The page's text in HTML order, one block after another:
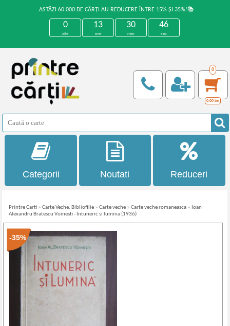
ASTĂZI 60.000 DE CĂRȚI AU REDUCERE ÎNTRE 15% ȘI 35%!📚
0
zile
13
ore
30
min
45
sec
0
0,00 Lei
Categorii Noutati Reduceri
Printre Carti »Carte Veche. Bibliofilie »Carte veche »Carte veche romaneasca » Ioan
Alexandru Bratescu Voinesti - Intuneric si lumina (1936)
-35%